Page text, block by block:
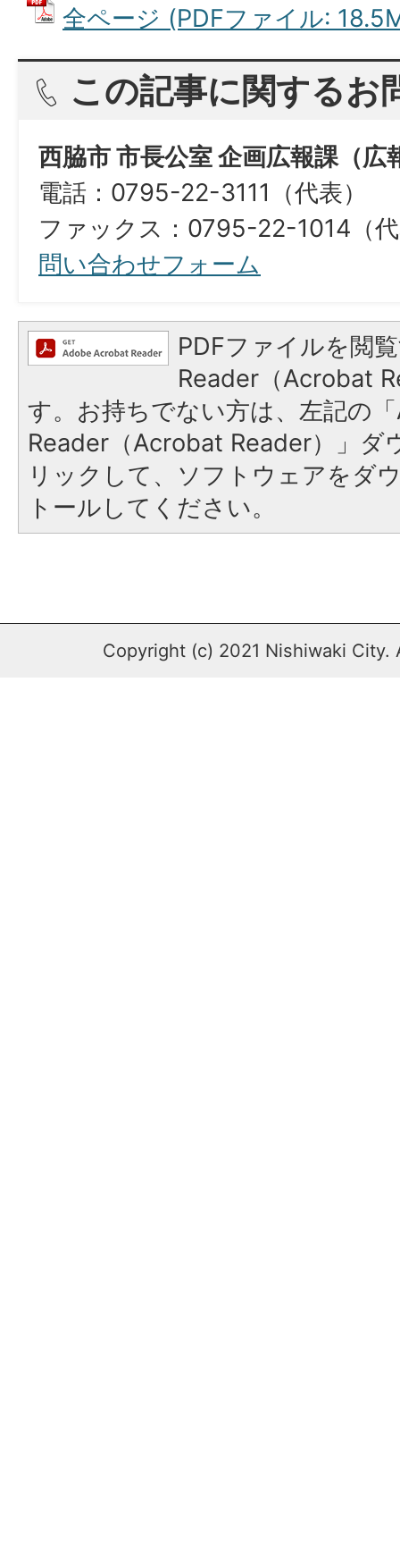
全ページ (PDFファイル:
この記事に関するお
西脇市 市長公室 企画広報課（広
電話：0795-22-3111（代表）
ファックス：0795-22-1014（
問い合わせフォーム
PDFファイルを閲
Reader（Acrobat
す。お持ちでない方は、左記の
Reader（Acrobat Reader）」ダ
リックして、ソフトウェアをダ
トールしてください。
Copyright (c) 2021 Nishiwaki City.